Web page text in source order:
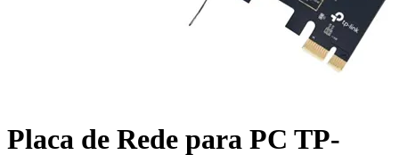
Placa de Rede para PC TP-